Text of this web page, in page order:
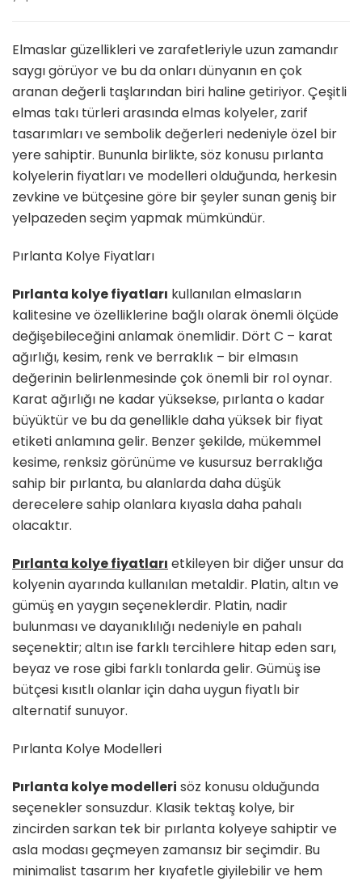
Modelleri
Elmaslar güzellikleri ve zarafetleriyle uzun zamandır
saygı görüyor ve bu da onları dünyanın en çok
aranan değerli taşlarından biri haline getiriyor. Çeşitli
elmas takı türleri arasında elmas kolyeler, zarif
tasarımları ve sembolik değerleri nedeniyle özel bir
yere sahiptir. Bununla birlikte, söz konusu pırlanta
kolyelerin fiyatları ve modelleri olduğunda, herkesin
zevkine ve bütçesine göre bir şeyler sunan geniş bir
yelpazeden seçim yapmak mümkündür.
Pırlanta Kolye Fiyatları
Pırlanta kolye fiyatları kullanılan elmasların
kalitesine ve özelliklerine bağlı olarak önemli ölçüde
değişebileceğini anlamak önemlidir. Dört C – karat
ağırlığı, kesim, renk ve berraklık – bir elmasın
değerinin belirlenmesinde çok önemli bir rol oynar.
Karat ağırlığı ne kadar yüksekse, pırlanta o kadar
büyüktür ve bu da genellikle daha yüksek bir fiyat
etiketi anlamına gelir. Benzer şekilde, mükemmel
kesime, renksiz görünüme ve kusursuz berraklığa
sahip bir pırlanta, bu alanlarda daha düşük
derecelere sahip olanlara kıyasla daha pahalı
olacaktır.
Pırlanta kolye fiyatları etkileyen bir diğer unsur da
kolyenin ayarında kullanılan metaldir. Platin, altın ve
gümüş en yaygın seçeneklerdir. Platin, nadir
bulunması ve dayanıklılığı nedeniyle en pahalı
seçenektir; altın ise farklı tercihlere hitap eden sarı,
beyaz ve rose gibi farklı tonlarda gelir. Gümüş ise
bütçesi kısıtlı olanlar için daha uygun fiyatlı bir
alternatif sunuyor.
Pırlanta Kolye Modelleri
Pırlanta kolye modelleri söz konusu olduğunda
seçenekler sonsuzdur. Klasik tektaş kolye, bir
zincirden sarkan tek bir pırlanta kolyeye sahiptir ve
asla modası geçmeyen zamansız bir seçimdir. Bu
minimalist tasarım her kıyafetle giyilebilir ve hem